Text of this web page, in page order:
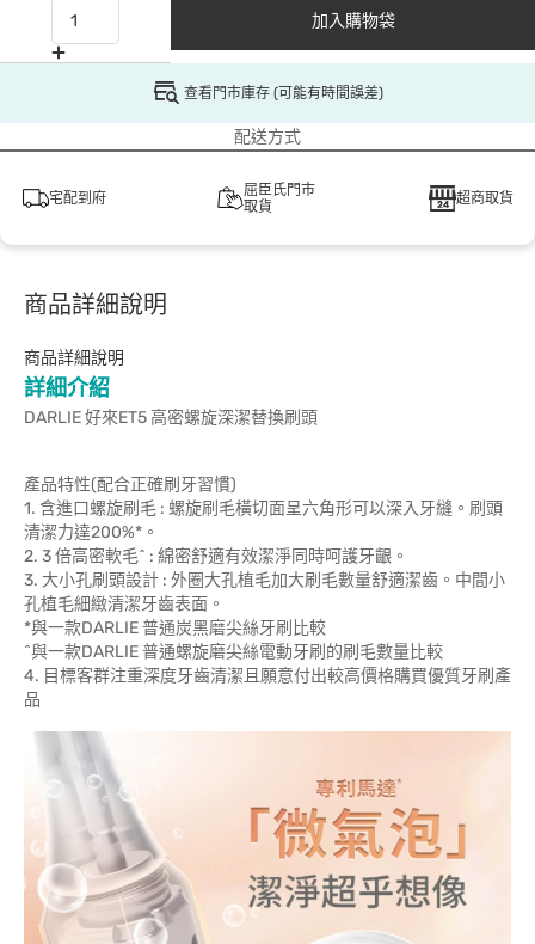
加入購物袋
查看門市庫存 (可能有時間誤差)
配送方式
宅配到府
屈臣氏門市
取貨
超商取貨
商品詳細說明
商品詳細說明
詳細介紹
DARLIE 好來ET5 高密螺旋深潔替換刷頭
產品特性(配合正確刷牙習慣)
1. 含進口螺旋刷毛 : 螺旋刷毛橫切面呈六角形可以深入牙縫。刷頭
清潔力達200%*。
2. 3 倍高密軟毛^ : 綿密舒適有效潔淨同時呵護牙齦。
3. 大小孔刷頭設計 : 外圈大孔植毛加大刷毛數量舒適潔齒。中間小
孔植毛細緻清潔牙齒表面。
*與一款DARLIE 普通炭黑磨尖絲牙刷比較
^與一款DARLIE 普通螺旋磨尖絲電動牙刷的刷毛數量比較
4. 目標客群注重深度牙齒清潔且願意付出較高價格購買優質牙刷產
品